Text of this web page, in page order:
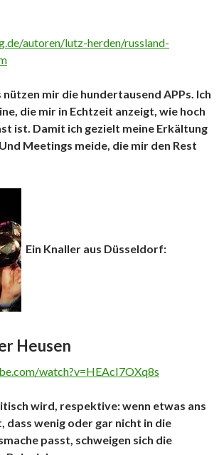
autoren/lutz-herden/russland-
nützen mir die hundertausend APPs. Ich
die mir in Echtzeit anzeigt, wie hoch
ist. Damit ich gezielt meine Erkältung
Meetings meide, die mir den Rest
Ein Knaller aus Düsseldorf:
Heusen
watch?v=HEAcI7OXq8s
wird, respektive: wenn etwas ans
dass wenig oder gar nicht in die
passt, schweigen sich die